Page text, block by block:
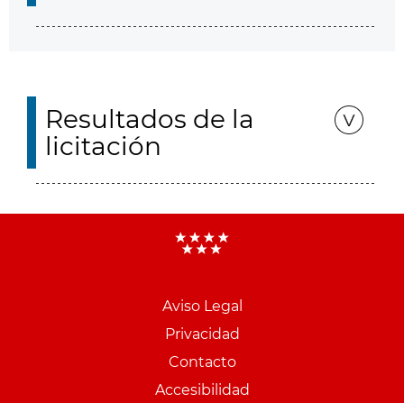
Resultados de la
licitación
Aviso Legal
Privacidad
Contacto
Accesibilidad